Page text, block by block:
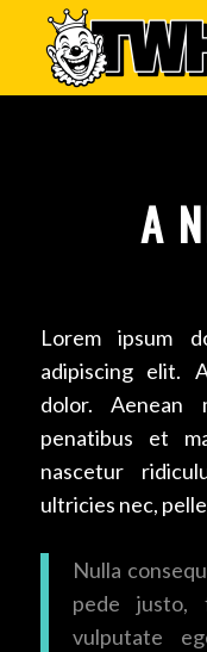
A
Lorem ipsum
adipiscing elit.
dolor. Aenean
penatibus et
nascetur
ultricies nec,
Nulla
pede justo,
vulputate